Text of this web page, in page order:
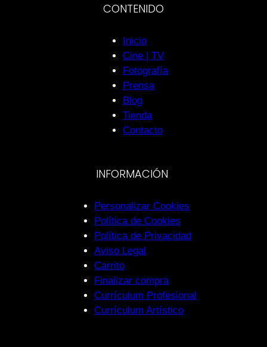
CONTENIDO
Inicio
Cine | TV
Fotografía
Prensa
Blog
Tienda
Contacto
INFORMACIÓN
Personalizar Cookies
Política de Cookies
Política de Privacidad
Aviso Legal
Carrito
Finalizar compra
Currículum Profesional
Currículum Artístico